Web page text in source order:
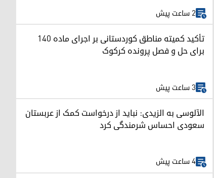
2 ساعت پیش
تأکید کمیته مناطق کوردستانی بر اجرای ماده ۱۴۰
برای حل و فصل پرونده کرکوک
3 ساعت پیش
الآلوسی به الزیدی: نباید از درخواست کمک از عربستان
سعودی احساس شرمندگی کرد
4 ساعت پیش